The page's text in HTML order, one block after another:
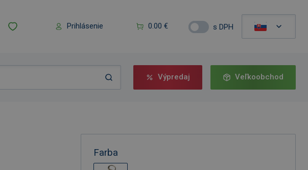
Prihlásenie 0.00 € s DPH
Výpredaj Veľkoobchod
Farba